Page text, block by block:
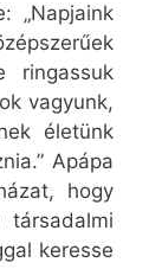
„Napjaink
ringassuk
vagyunk,
életünk
Apápa
hogy
keresse